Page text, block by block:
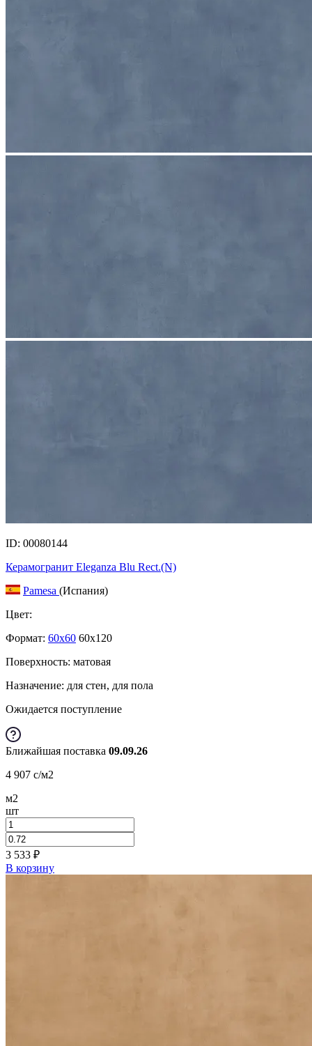
ID: 00080144
Керамогранит Eleganza Blu Rect.(N)
Pamesa (Испания)
Цвет:
Формат: 60x60 60x120
Поверхность: матовая
Назначение: для стен, для пола
Ожидается поступление
Ближайшая поставка 09.09.26
4 907 c/м2
м2
шт
3 533 ₽
В корзину